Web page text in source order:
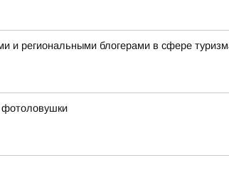
и региональными блогерами в сфере
фотоловушки